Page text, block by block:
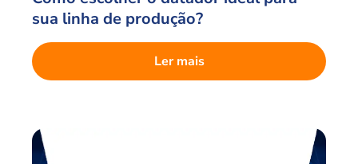
sua linha de produção?
Ler mais